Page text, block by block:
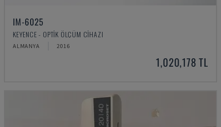
IM-6025
KEYENCE - OPTIK ÖLÇÜM CIHAZI
ALMANYA 2016
1,020,178 TL